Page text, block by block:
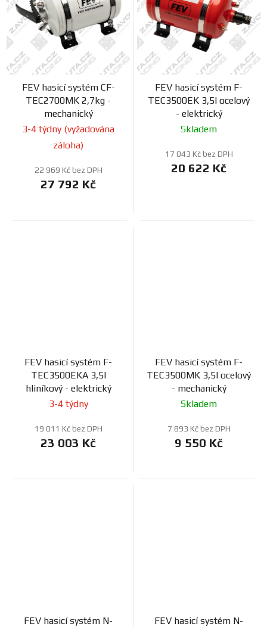
FEV hasicí systém CF-
TEC2700MK 2,7kg -
mechanický
3-4 týdny (vyžadována
záloha)
22 969 Kč bez DPH
27 792 Kč
FEV hasicí systém F-
TEC3500EK 3,5l ocelový
- elektrický
Skladem
17 043 Kč bez DPH
20 622 Kč
FEV hasicí systém F-
TEC3500EKA 3,5l
hliníkový - elektrický
3-4 týdny
19 011 Kč bez DPH
23 003 Kč
FEV hasicí systém F-
TEC3500MK 3,5l ocelový
- mechanický
Skladem
7 893 Kč bez DPH
9 550 Kč
FEV hasicí systém N-
FEV hasicí systém N-